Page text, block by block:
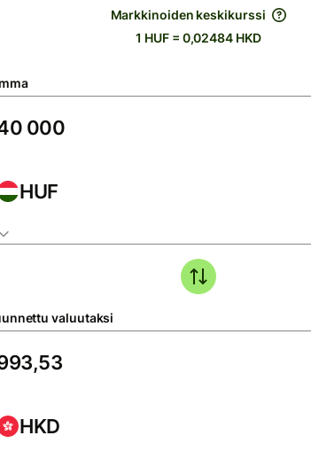
Markkinoiden keskikurssi
1 HUF = 0,02484 HKD
HUF
valuutaksi
HKD